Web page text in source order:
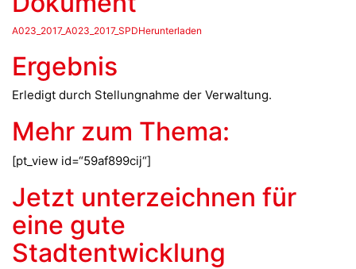
A023_2017_A023_2017_SPDHerunterladen
Ergebnis
Erledigt durch Stellungnahme der Verwaltung.
Mehr zum Thema:
[pt_view id=“59af899cij“]
Jetzt unterzeichnen für
eine gute
Stadtentwicklung